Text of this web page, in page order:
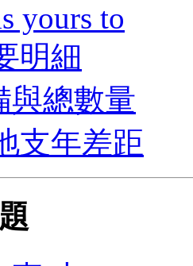
yours to
明細
與總數量
支年差距